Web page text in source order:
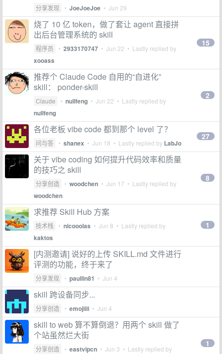
分享发现 • JoeJoeJoe • Jun 29
烧了 10 亿 token，做了套让 agent 直接拼
出后台管理系统的 skill
程序员 • 2933170747 • Jun 22 • Lastly replied by
xooass
15
推荐个 Claude Code 自用的“自进化”
skill： ponder-skill
Claude • nullfeng • Jun 22 • Lastly replied by
nullfeng
2
各位老板 vibe code 都到那个 level 了？
问与答 • shanex • Jun 18 • Lastly replied by LabJo
27
关于 vibe coding 如何提升代码效率和质量
的技巧之 skill
分享创造 • woodchen • Jun 17 • Lastly replied by
woodchen
8
求推荐 Skill Hub 方案
技术栈 • nicooolas • Jun 8 • Lastly replied by
kaktos
1
[内测邀请] 说好的上传 SKILL.md 文件进行
评测的功能，终于来了
分享发现 • paullin81 • Jun 4
skill 跨设备同步...
分享创造 • emojiiii • Jun 4
skill to web 算不算倒退？用两个 skill 做了
个站虽然烂大街
分享创造 • eastvipcn • Jun 3 • Lastly replied by
1